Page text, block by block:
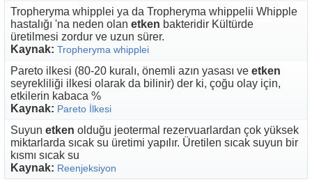
Tropheryma whipplei ya da Tropheryma whippelii Whipple
hastalığı 'na neden olan etken bakteridir Kültürde
üretilmesi zordur ve uzun sürer.
Kaynak: Tropheryma whipplei
Pareto ilkesi (80-20 kuralı, önemli azın yasası ve etken
seyrekliliği ilkesi olarak da bilinir) der ki, çoğu olay için,
etkilerin kabaca %
Kaynak: Pareto İlkesi
Suyun etken olduğu jeotermal rezervuarlardan çok yüksek
miktarlarda sıcak su üretimi yapılır. Üretilen sıcak suyun bir
kısmı sıcak su
Kaynak: Reenjeksiyon